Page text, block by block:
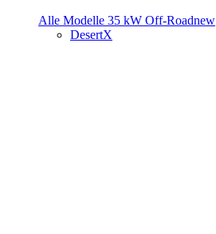
Alle Modelle 35 kW Off-Roadnew
DesertX